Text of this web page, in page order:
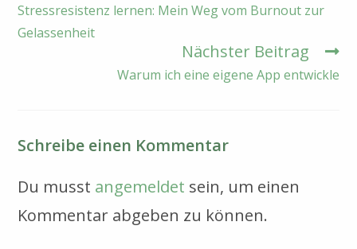
ansehen
Stressresistenz lernen: Mein Weg vom Burnout zur
Gelassenheit
Nächster Beitrag
Warum ich eine eigene App entwickle
Schreibe einen Kommentar
Du musst angemeldet sein, um einen
Kommentar abgeben zu können.